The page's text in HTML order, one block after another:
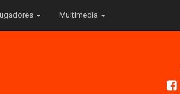
Multimedia